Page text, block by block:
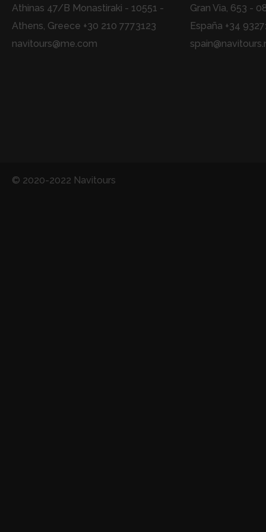
Athinas 47/B Monastiraki - 10551 -
Athens, Greece +30 210 7773123
navitours@me.com
Gran Via, 653 -
España +34
© 2020-2022 Navitours